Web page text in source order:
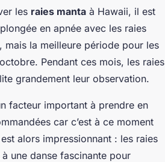
les raies manta à Hawaii, il est
en apnée avec les raies
mais la meilleure période pour les
Pendant ces mois, les raies
grandement leur observation.
facteur important à prendre en
car c’est à ce moment
alors impressionnant : les raies
une danse fascinante pour